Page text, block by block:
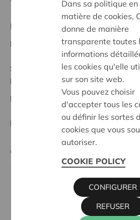
Projet régional
Date de début:19/05/2026
Statut:
Namur
Date de décision:
19/05/2026
Décision:
Cera contact
CHRISTOPHE
016 27 96 23
Dans sa politique en
matière de cookies,
donne de manière
transparente toutes
informations
les cookies qu'elle
sur son site web.
Vous pouvez choisir
d'accepter tous les
ou définir les sortes
cookies que vous
autoriser.
COOKIE POLICY
REFUSER
CONFIGURER